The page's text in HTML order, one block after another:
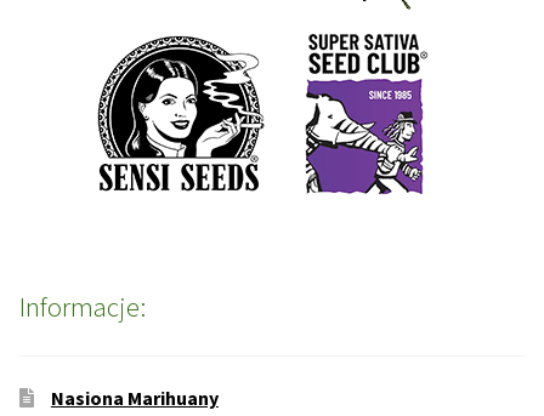
Informacje:
Nasiona Marihuany